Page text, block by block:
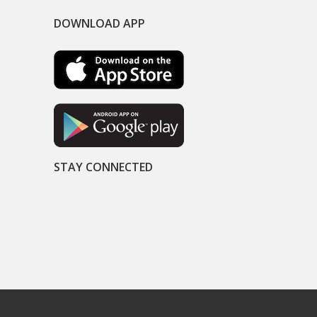
DOWNLOAD APP
STAY CONNECTED